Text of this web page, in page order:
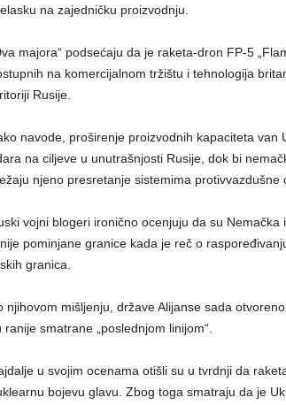
na zajedničku proizvodnju.
majora“ podsećaju da je raketa-dron FP-5
na komercijalnom tržištu i tehnologija
Rusije.
navode, proširenje proizvodnih kapaciteta
na ciljeve u unutrašnjosti Rusije, dok bi
njeno presretanje sistemima protivvazdušne
vojni blogeri ironično ocenjuju da su
pominjane granice kada je reč o
granica.
njihovom mišljenju, države Alijanse sada
ranije smatrane „poslednjom linijom“.
u svojim ocenama otišli su u tvrdnji da
bojevu glavu. Zbog toga smatraju da je